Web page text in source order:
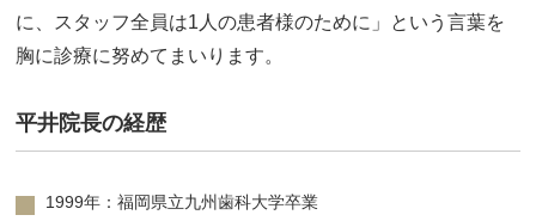
に、スタッフ全員は1人の患者様のために」という言葉を
胸に診療に努めてまいります。
平井院長の経歴
1999年：福岡県立九州歯科大学卒業